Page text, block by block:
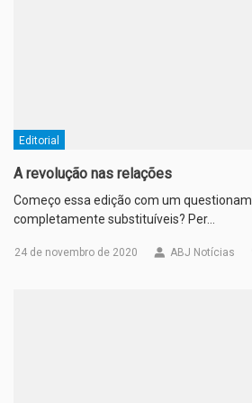
Editorial
A revolução nas relações
Começo essa edição com um
completamente substituíveis? Per…
24 de novembro de 2020 ABJ Notícias